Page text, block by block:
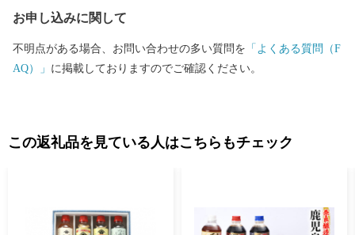
お申し込みに関して
不明点がある場合、お問い合わせの多い質問を 「よくある質問（F
AQ）」 に掲載しておりますのでご確認ください。
この返礼品を見ている人はこちらもチェック